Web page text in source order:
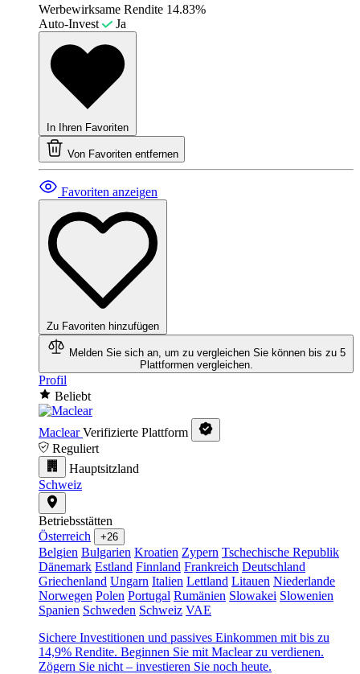
Werbewirksame Rendite 14.83%
Auto-Invest
Ja
In Ihren Favoriten
Von Favoriten entfernen
Favoriten anzeigen
Zu Favoriten hinzufügen
Melden Sie sich an, um zu vergleichen Sie können bis zu 5
Plattformen vergleichen.
Profil
Beliebt
Maclear Verifizierte Plattform
Reguliert
Hauptsitzland
Schweiz
Betriebsstätten
Österreich
+26
Belgien Bulgarien Kroatien Zypern Tschechische Republik
Dänemark Estland Finnland Frankreich Deutschland
Griechenland Ungarn Italien Lettland Litauen Niederlande
Norwegen Polen Portugal Rumänien Slowakei Slowenien
Spanien Schweden Schweiz VAE
Sichere Investitionen und passives Einkommen mit bis zu
14,9% Rendite. Beginnen Sie mit Maclear zu verdienen.
Zögern Sie nicht – investieren Sie noch heute.